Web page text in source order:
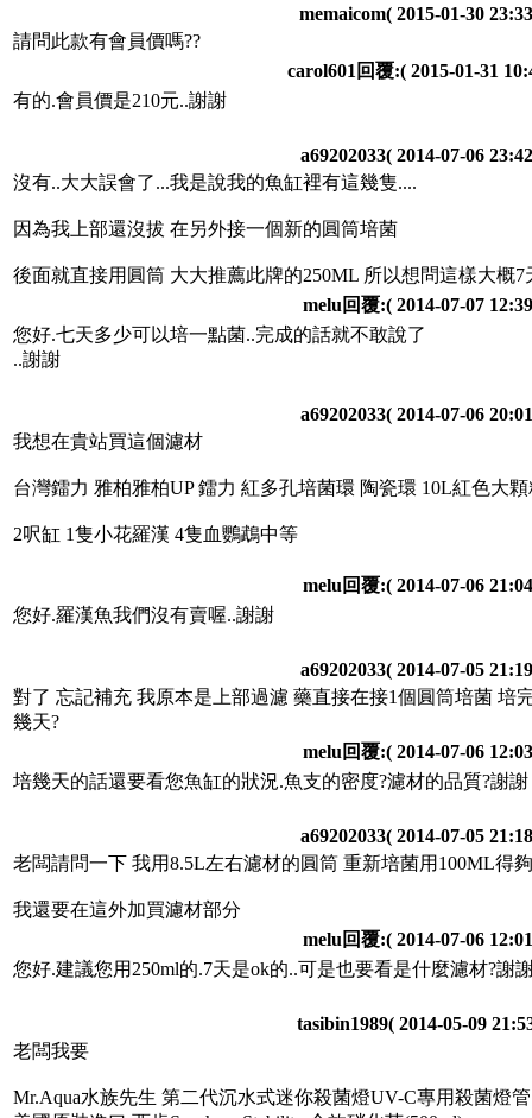
memaicom( 2015-01-30
請問此款有會員價嗎??
carol601回覆:( 2015-01-31
有的.會員價是210元..謝謝
a69202033( 2014-07-06
沒有..大大誤會了...我是說我的魚缸裡有這幾隻....
因為我上部還沒拔 在另外接一個新的圓筒培菌
後面就直接用圓筒 大大推薦此牌的250ML 所以想問這樣大概7
melu回覆:( 2014-07-07
您好.七天多少可以培一點菌..完成的話就不敢說了
..謝謝
a69202033( 2014-07-06
我想在貴站買這個濾材
台灣鐳力 雅柏雅柏UP 鐳力 紅多孔培菌環 陶瓷環 10L紅色大
2呎缸 1隻小花羅漢 4隻血鸚鵡中等
melu回覆:( 2014-07-06
您好.羅漢魚我們沒有賣喔..謝謝
a69202033( 2014-07-05
對了 忘記補充 我原本是上部過濾 藥直接在接1個圓筒培菌 培
幾天?
melu回覆:( 2014-07-06
培幾天的話還要看您魚缸的狀況.魚支的密度?濾材的品質?謝謝
a69202033( 2014-07-05
老闆請問一下 我用8.5L左右濾材的圓筒 重新培菌用100ML得
我還要在這外加買濾材部分
melu回覆:( 2014-07-06
您好.建議您用250ml的.7天是ok的..可是也要看是什麼濾材?謝
tasibin1989( 2014-05-09
老闆我要
Mr.Aqua水族先生 第二代沉水式迷你殺菌燈UV-C專用殺菌燈管